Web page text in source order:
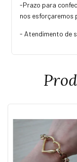
-Prazo para
nos esforçaremos
- Atendimento de